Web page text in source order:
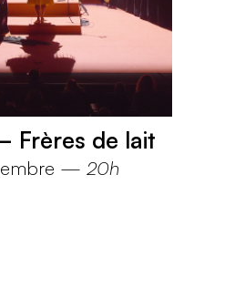
Frères de lait
— 20h